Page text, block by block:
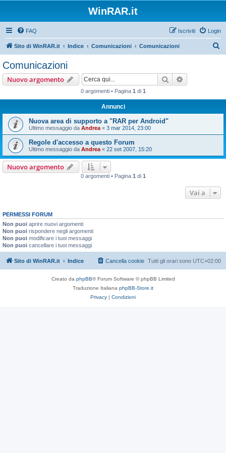
WinRAR.it
FAQ Login
Iscriviti
Sito di WinRAR.it Indice Comunicazioni Comunicazioni
Comunicazioni
Nuovo argomento Cerca
0 argomenti • Pagina 1 di 1
Annunci
Nuova area di supporto a "RAR per Android"
Ultimo messaggio da Andrea « 3 mar 2014, 23:00
Regole d'accesso a questo Forum
Ultimo messaggio da Andrea « 22 set 2007, 15:20
Nuovo argomento
0 argomenti • Pagina 1 di 1
Vai a
PERMESSI FORUM
Non puoi aprire nuovi argomenti
Non puoi rispondere negli argomenti
Non puoi modificare i tuoi messaggi
Non puoi cancellare i tuoi messaggi
Sito di WinRAR.it Indice Tutti gli orari sono UTC+02:00
Cancella cookie
Creato da phpBB® Forum Software © phpBB Limited
Traduzione Italiana phpBB-Store.it
Privacy | Condizioni